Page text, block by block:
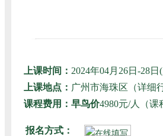
上课时间： 2024年04月26日-28
上课地点： 广州市海珠区（详细
课程费用：早鸟价4980元/人（课
报名方式：